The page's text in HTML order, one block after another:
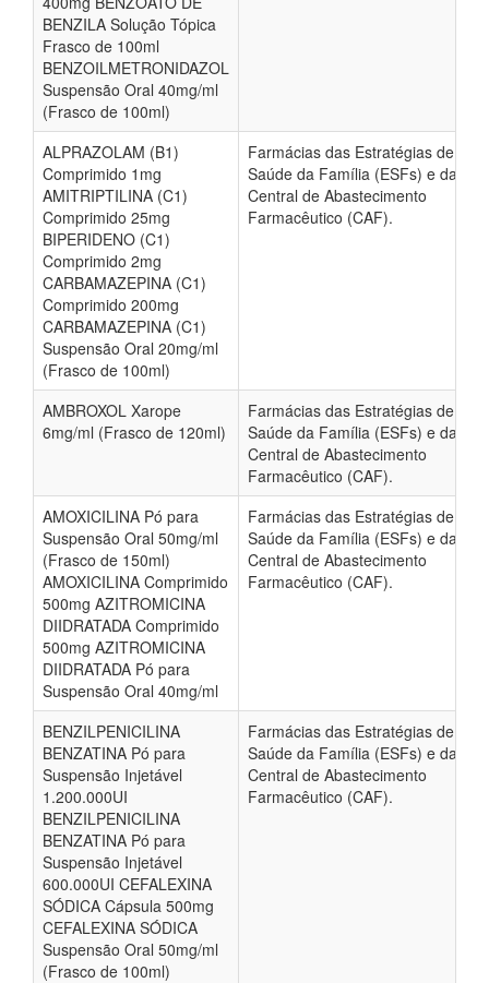
BENZILA Solução Tópica
Frasco de 100ml
BENZOILMETRONIDAZOL
Suspensão Oral 40mg/ml
(Frasco de 100ml)
ALPRAZOLAM (B1)
Comprimido 1mg
AMITRIPTILINA (C1)
Comprimido 25mg
BIPERIDENO (C1)
Comprimido 2mg
CARBAMAZEPINA (C1)
Comprimido 200mg
CARBAMAZEPINA (C1)
Suspensão Oral 20mg/ml
(Frasco de 100ml)
Farmácias das Estratégias de
Saúde da Família (ESFs) e da
Central de Abastecimento
Farmacêutico (CAF).
AMBROXOL Xarope
6mg/ml (Frasco de 120ml)
Farmácias das Estratégias de
Saúde da Família (ESFs) e da
Central de Abastecimento
Farmacêutico (CAF).
AMOXICILINA Pó para
Suspensão Oral 50mg/ml
(Frasco de 150ml)
AMOXICILINA Comprimido
500mg AZITROMICINA
DIIDRATADA Comprimido
500mg AZITROMICINA
DIIDRATADA Pó para
Suspensão Oral 40mg/ml
Farmácias das Estratégias de
Saúde da Família (ESFs) e da
Central de Abastecimento
Farmacêutico (CAF).
BENZILPENICILINA
BENZATINA Pó para
Suspensão Injetável
1.200.000UI
BENZILPENICILINA
BENZATINA Pó para
Suspensão Injetável
600.000UI CEFALEXINA
SÓDICA Cápsula 500mg
CEFALEXINA SÓDICA
Suspensão Oral 50mg/ml
(Frasco de 100ml)
Farmácias das Estratégias de
Saúde da Família (ESFs) e da
Central de Abastecimento
Farmacêutico (CAF).